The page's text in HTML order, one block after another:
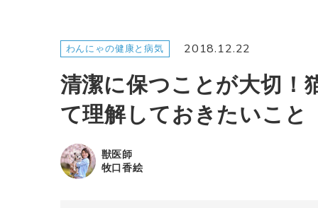
わんにゃの健康と病気 2018.12.22
清潔に保つことが大切！
て理解しておきたいこと
獣医師
牧口香絵